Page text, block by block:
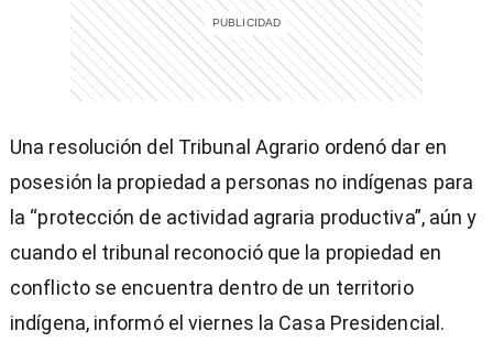
Una resolución del Tribunal Agrario ordenó dar en
posesión la propiedad a personas no indígenas para
la “protección de actividad agraria productiva”, aún y
cuando el tribunal reconoció que la propiedad en
conflicto se encuentra dentro de un territorio
indígena, informó el viernes la Casa Presidencial.